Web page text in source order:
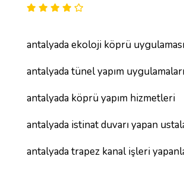
antalyada ekoloji köprü uygulaması
antalyada tünel yapım uygulamaları
antalyada köprü yapım hizmetleri
antalyada istinat duvarı yapan
antalyada trapez kanal işleri